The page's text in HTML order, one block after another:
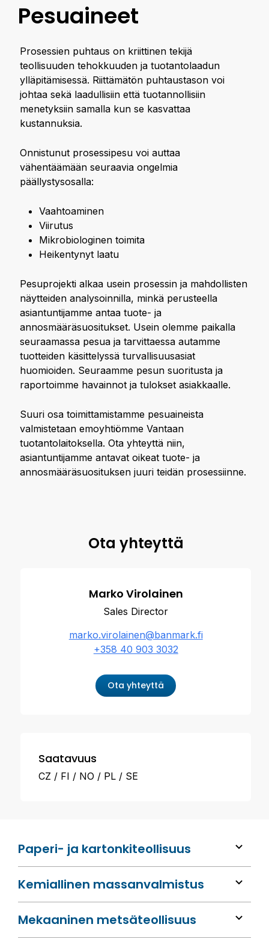
Paperi- ja kartonkiteollisuus
Kemiallinen massan­valmistus
Mekaaninen metsä­teollisuus
Pesuaineet
Prosessien puhtaus on kriittinen tekijä
teollisuuden tehokkuuden ja tuotantolaadun
ylläpitämisessä. Riittämätön puhtaustason voi
johtaa sekä laadullisiin että tuotannollisiin
menetyksiin samalla kun se kasvattaa
kustannuksia.
Onnistunut prosessipesu voi auttaa
vähentäämään seuraavia ongelmia
päällystysosalla:
Vaahtoaminen
Viirutus
Mikrobiologinen toimita
Heikentynyt laatu
Pesuprojekti alkaa usein prosessin ja mahdollisten
näytteiden analysoinnilla, minkä perusteella
asiantuntijamme antaa tuote- ja
annosmääräsuositukset. Usein olemme paikalla
seuraamassa pesua ja tarvittaessa autamme
tuotteiden käsittelyssä turvallisuusasiat
huomioiden. Seuraamme pesun suoritusta ja
raportoimme havainnot ja tulokset asiakkaalle.
Suuri osa toimittamistamme pesuaineista
valmistetaan emoyhtiömme Vantaan
tuotantolaitoksella. Ota yhteyttä niin,
asiantuntijamme antavat oikeat tuote- ja
annosmääräsuosituksen juuri teidän prosessiinne.
Ota yhteyttä
Marko Virolainen
Sales Director
marko.virolainen@banmark.fi
+358 40 903 3032
Ota yhteyttä
Saatavuus
CZ FI NO PL SE